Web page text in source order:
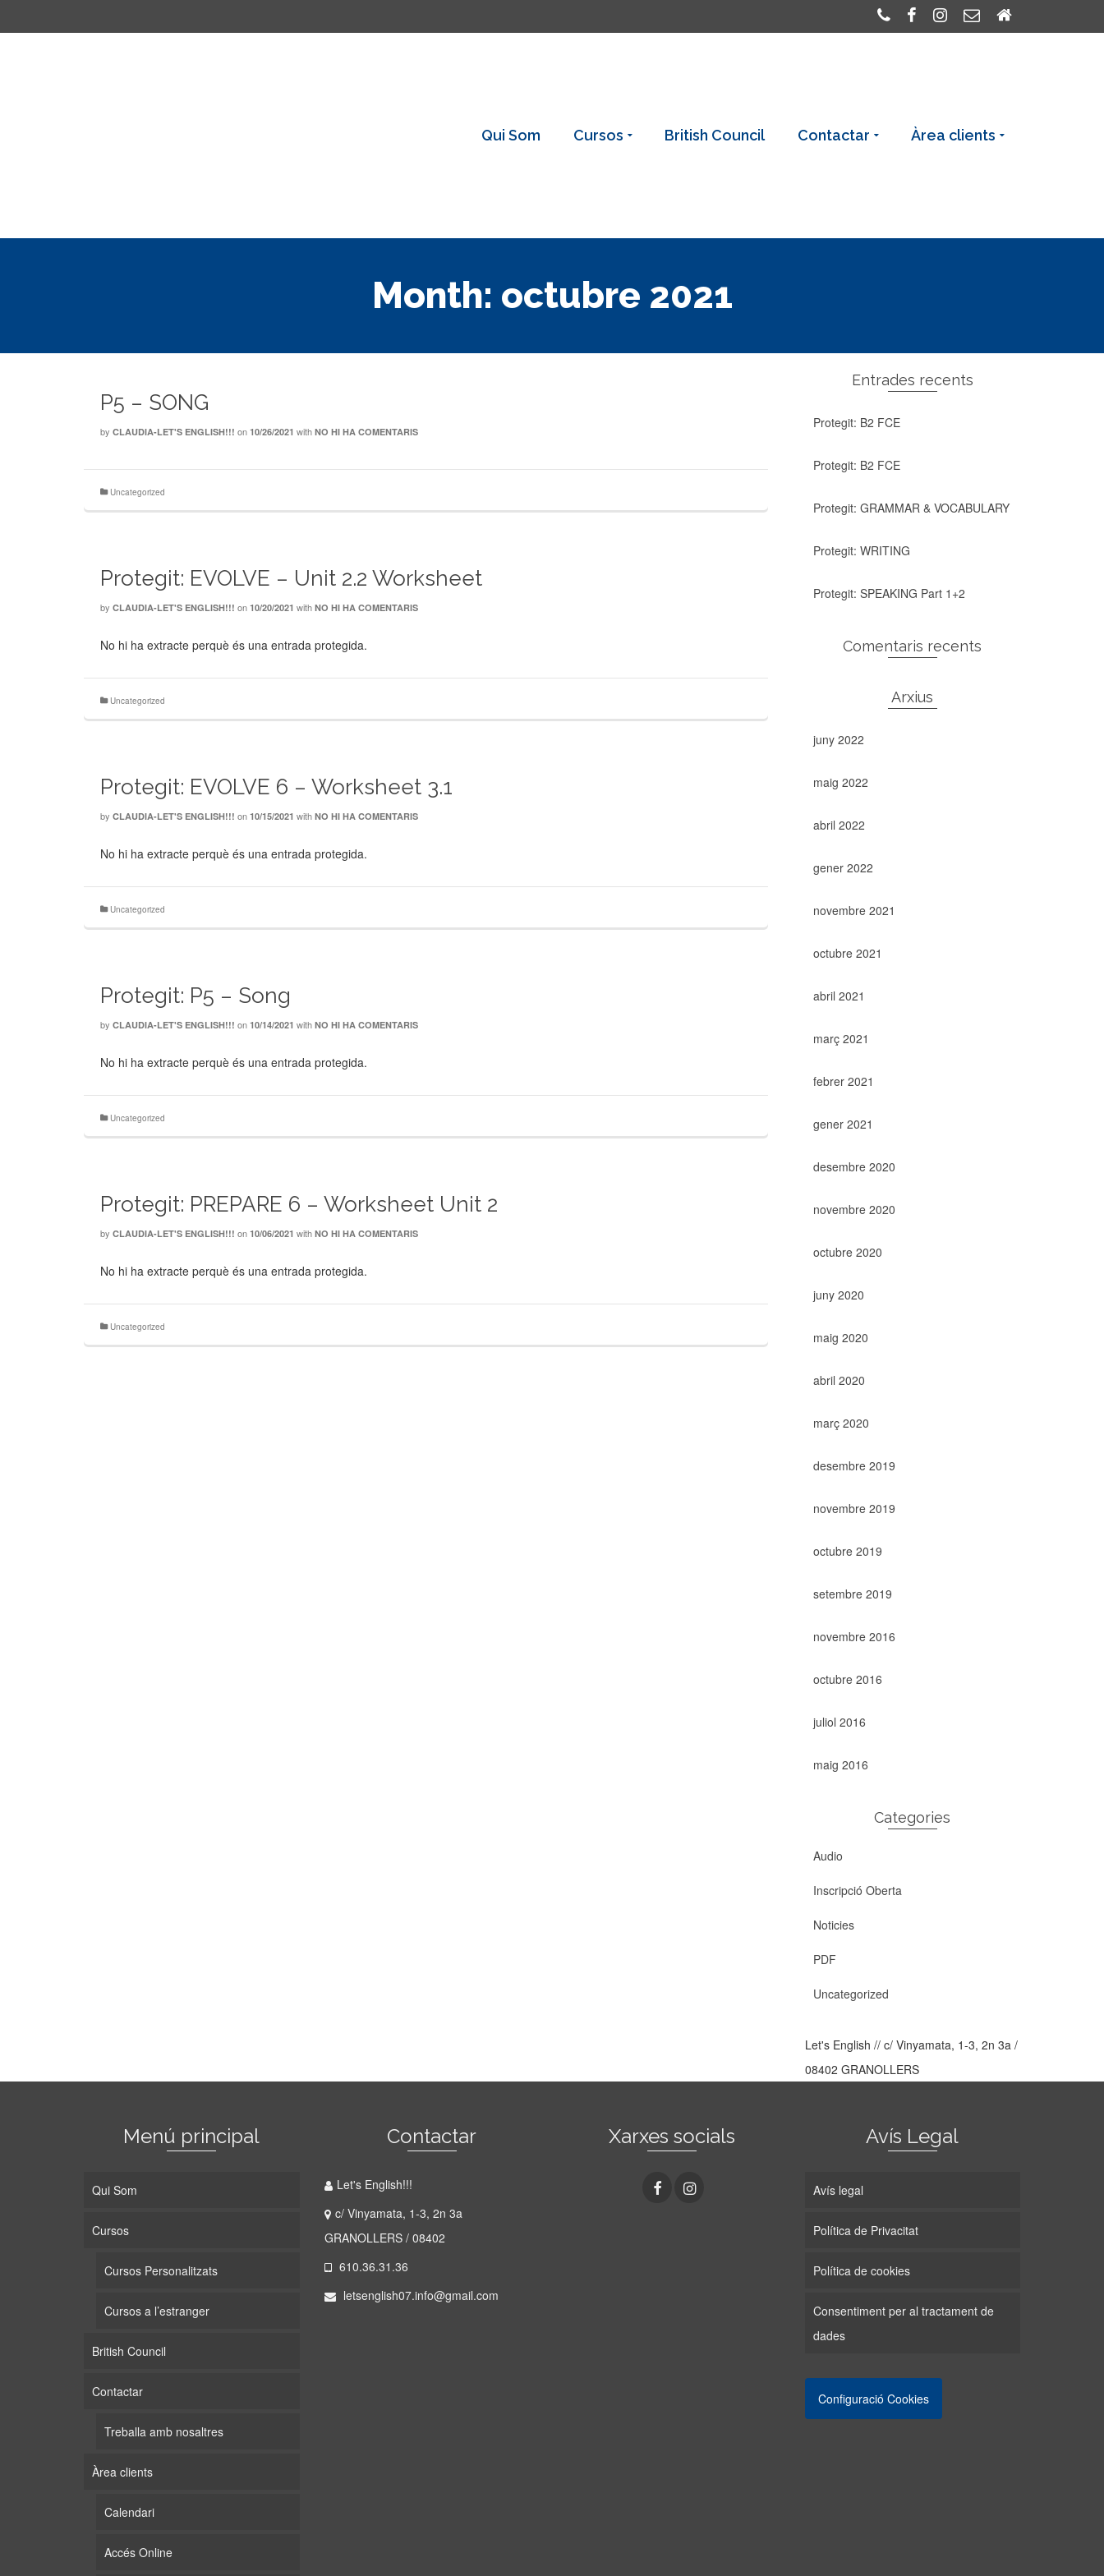
Qui Som Cursos British Council Contactar Àrea clients
Month: octubre 2021
P5 – SONG
by CLAUDIA-LET'S ENGLISH!!! on 10/26/2021 with NO HI HA COMENTARIS
Uncategorized
Protegit: EVOLVE – Unit 2.2 Worksheet
by CLAUDIA-LET'S ENGLISH!!! on 10/20/2021 with NO HI HA COMENTARIS
No hi ha extracte perquè és una entrada protegida.
Uncategorized
Protegit: EVOLVE 6 – Worksheet 3.1
by CLAUDIA-LET'S ENGLISH!!! on 10/15/2021 with NO HI HA COMENTARIS
No hi ha extracte perquè és una entrada protegida.
Uncategorized
Protegit: P5 – Song
by CLAUDIA-LET'S ENGLISH!!! on 10/14/2021 with NO HI HA COMENTARIS
No hi ha extracte perquè és una entrada protegida.
Uncategorized
Protegit: PREPARE 6 – Worksheet Unit 2
by CLAUDIA-LET'S ENGLISH!!! on 10/06/2021 with NO HI HA COMENTARIS
No hi ha extracte perquè és una entrada protegida.
Uncategorized
Entrades recents
Protegit: B2 FCE
Protegit: B2 FCE
Protegit: GRAMMAR & VOCABULARY
Protegit: WRITING
Protegit: SPEAKING Part 1+2
Comentaris recents
Arxius
juny 2022
maig 2022
abril 2022
gener 2022
novembre 2021
octubre 2021
abril 2021
març 2021
febrer 2021
gener 2021
desembre 2020
novembre 2020
octubre 2020
juny 2020
maig 2020
abril 2020
març 2020
desembre 2019
novembre 2019
octubre 2019
setembre 2019
novembre 2016
octubre 2016
juliol 2016
maig 2016
Categories
Audio
Inscripció Oberta
Noticies
PDF
Uncategorized
Let's English // c/ Vinyamata, 1-3, 2n 3a /
08402 GRANOLLERS
Menú principal
Qui Som
Cursos
Cursos Personalitzats
Cursos a l’estranger
British Council
Contactar
Treballa amb nosaltres
Àrea clients
Calendari
Accés Online
Contactar
Let's English!!!
c/ Vinyamata, 1-3, 2n 3a
GRANOLLERS / 08402
610.36.31.36
letsenglish07.info@gmail.com
Xarxes socials Avís Legal
Avís legal
Política de Privacitat
Política de cookies
Consentiment per al tractament de
dades
Configuració Cookies